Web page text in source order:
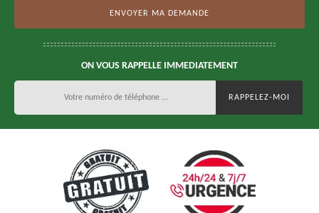
ON VOUS RAPPELLE IMMEDIATEMENT